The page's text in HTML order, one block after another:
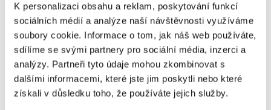
K personalizaci obsahu a reklam, poskytování funkcí
sociálních médií a analýze naší návštěvnosti využíváme
soubory cookie. Informace o tom, jak náš web používáte,
sdílíme se svými partnery pro sociální média, inzerci a
analýzy. Partneři tyto údaje mohou zkombinovat s
dalšími informacemi, které jste jim poskytli nebo které
získali v důsledku toho, že používáte jejich služby.
Stavební záležitosti
Školské záležitosti
Přestupky dopravní - objektivní odpovědnost
Komunální odpad
Lovecké a rybářské lístky
Doprava - zvláštní užívání komunikací
Doprava - dopravní značení